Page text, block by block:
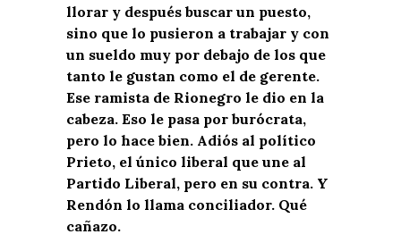
llorar y después buscar un puesto,
sino que lo pusieron a trabajar y con
un sueldo muy por debajo de los que
tanto le gustan como el de gerente.
Ese ramista de Rionegro le dio en la
cabeza. Eso le pasa por burócrata,
pero lo hace bien. Adiós al político
Prieto, el único liberal que une al
Partido Liberal, pero en su contra. Y
Rendón lo llama conciliador. Qué
cañazo.